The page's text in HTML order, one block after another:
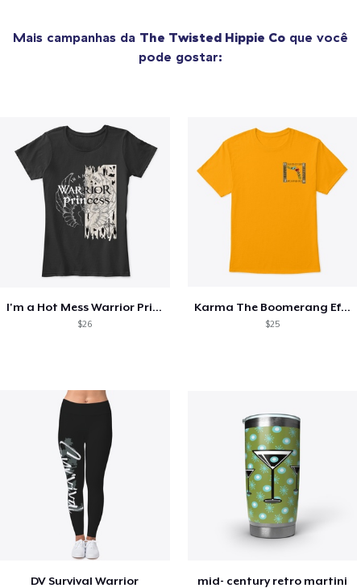
Mais campanhas da The Twisted Hippie Co que você
pode gostar:
I'm a Hot Mess Warrior Princess
$26
Karma The Boomerang Effect
$25
DV Survival Warrior mid- century retro martini